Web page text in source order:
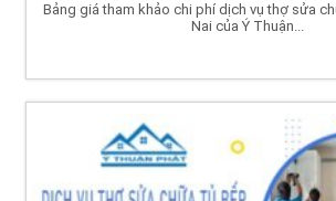
Bảng giá tham khảo chi phí dịch vụ thợ sửa
Nai của Ý Thuận...